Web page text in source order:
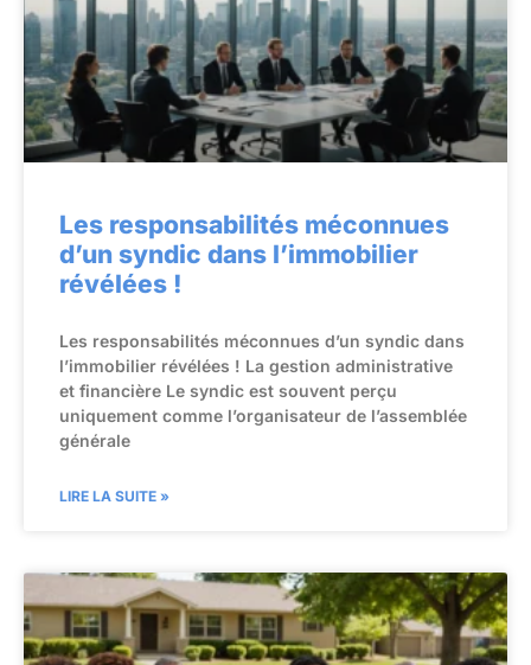
Les responsabilités méconnues
d’un syndic dans l’immobilier
révélées !
Les responsabilités méconnues d’un syndic dans
l’immobilier révélées ! La gestion administrative
et financière Le syndic est souvent perçu
uniquement comme l’organisateur de l’assemblée
générale
LIRE LA SUITE »